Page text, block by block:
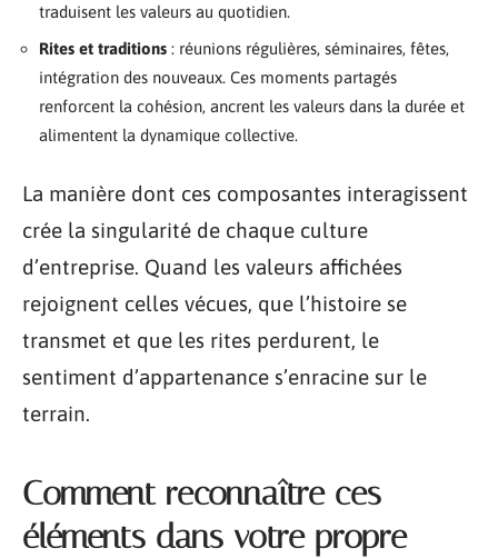
traduisent les valeurs au quotidien.
Rites et traditions : réunions régulières, séminaires, fêtes,
intégration des nouveaux. Ces moments partagés
renforcent la cohésion, ancrent les valeurs dans la durée et
alimentent la dynamique collective.
La manière dont ces composantes interagissent
crée la singularité de chaque culture
d’entreprise. Quand les valeurs affichées
rejoignent celles vécues, que l’histoire se
transmet et que les rites perdurent, le
sentiment d’appartenance s’enracine sur le
terrain.
Comment reconnaître ces
éléments dans votre propre